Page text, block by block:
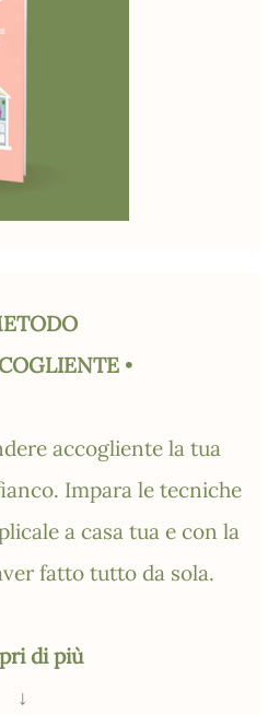
•
accogliente la tua
Impara le tecniche
a casa tua e con la
fatto tutto da sola.
di più
↓